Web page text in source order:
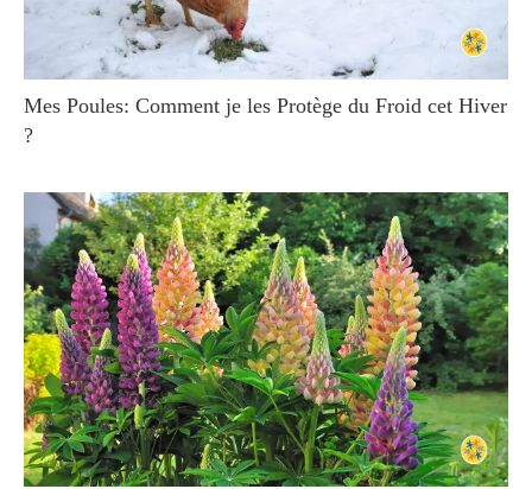
Mes Poules: Comment je les Protège du Froid cet Hiver
?